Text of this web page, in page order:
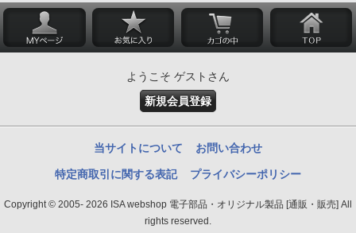
ようこそ ゲストさん
新規会員登録
当サイトについて お問い合わせ
特定商取引に関する表記 プライバシーポリシー
Copyright © 2005- 2026 ISA webshop 電子部品・オリジナル製品 [通販・販売] All
rights reserved.